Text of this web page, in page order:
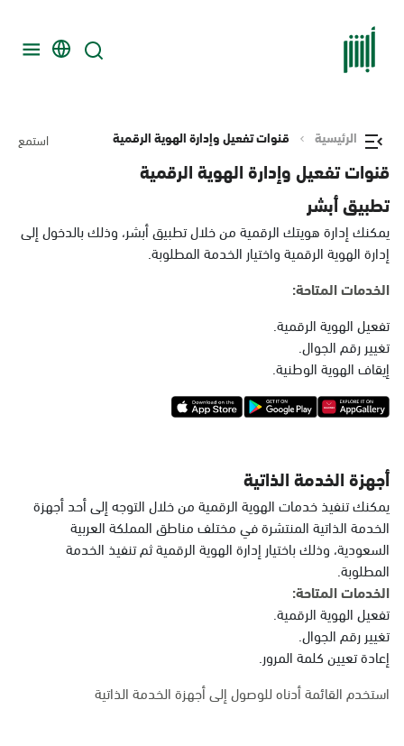
الرئيسية قنوات تفعيل وإدارة الهوية الرقمية استمع
قنوات تفعيل وإدارة الهوية الرقمية
تطبيق أبشر
يمكنك إدارة هويتك الرقمية من خلال تطبيق أبشر، وذلك بالدخول إلى
إدارة الهوية الرقمية واختيار الخدمة المطلوبة.
الخدمات المتاحة:
تفعيل الهوية الرقمية.
تغيير رقم الجوال.
إيقاف الهوية الوطنية.
أجهزة الخدمة الذاتية
يمكنك تنفيذ خدمات الهوية الرقمية من خلال التوجه إلى أحد أجهزة
الخدمة الذاتية المنتشرة في مختلف مناطق المملكة العربية
السعودية، وذلك باختيار إدارة الهوية الرقمية ثم تنفيذ الخدمة
المطلوبة.
الخدمات المتاحة:
تفعيل الهوية الرقمية.
تغيير رقم الجوال.
إعادة تعيين كلمة المرور.
استخدم القائمة أدناه للوصول إلى أجهزة الخدمة الذاتية